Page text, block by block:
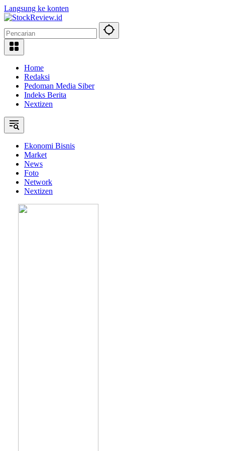
Langsung ke konten
Home
Redaksi
Pedoman Media Siber
Indeks Berita
Nextizen
Ekonomi Bisnis
Market
News
Foto
Network
Nextizen